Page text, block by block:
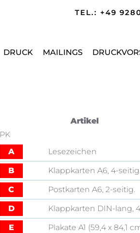
TEL.: +49
DRUCK MAILINGS
Artikel
PK
A
Lesezeichen
B Klappkarten A6, 4-seitig.
C Postkarten A6, 2-seitig.
D Klappkarten DIN-lang,
E Plakate A1 (59,4 x 84,1